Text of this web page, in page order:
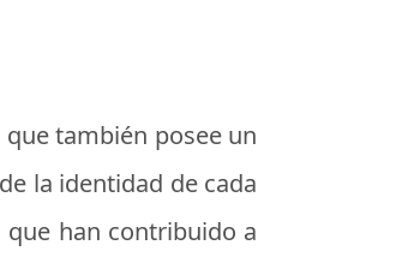
también posee un
la identidad de cada
han contribuido a